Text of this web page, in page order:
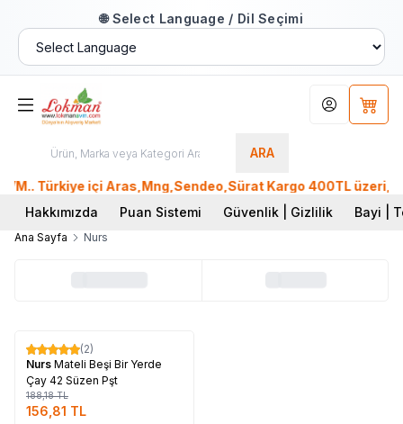
🌐 Select Language / Dil Seçimi
ARA
Hesabım
içi Aras,Mng,Sendeo,Sürat Kargo 400TL üzeri, Ptt
Hakkımızda
Puan Sistemi Güvenlik | Gizlilik Bayi |
Ana Sayfa Nurs
%17
(2)
Nurs Mateli Beşi Bir Yerde
Çay 42 Süzen Pşt
188,18TL
156,81 TL